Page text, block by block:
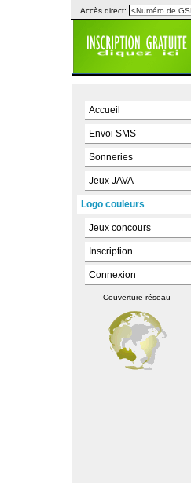
Accès direct:
Accueil
Envoi SMS
Sonneries
Jeux JAVA
Logo couleurs
Jeux concours
Inscription
Connexion
Couverture réseau